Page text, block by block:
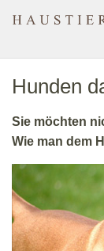
Hunden
Sie möchten
Wie man dem